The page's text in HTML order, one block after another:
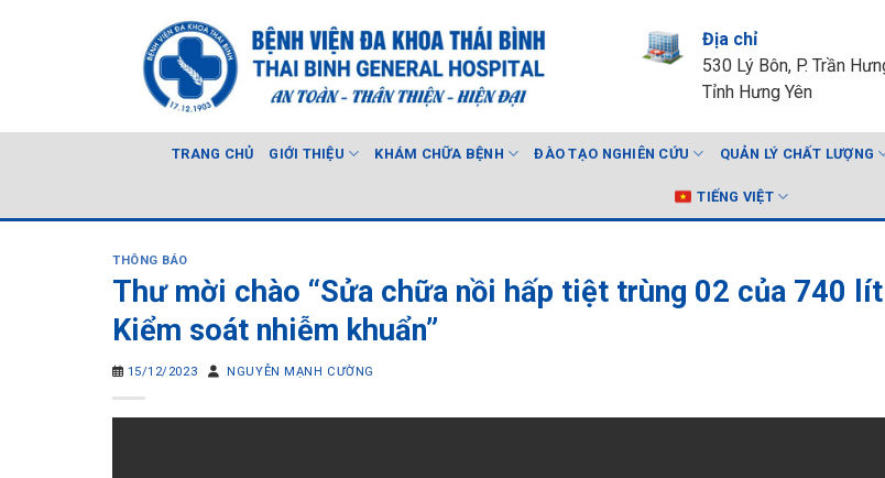
Địa chỉ
530 Lý Bôn, P. Trần
Tỉnh Hưng Yên
TRANG CHỦ GIỚI THIỆU KHÁM CHỮA BỆNH ĐÀO TẠO NGHIÊN CỨU QUẢN LÝ CHẤT LƯỢNG
TIẾNG VIỆT
THÔNG BÁO
Thư mời chào “Sửa chữa nồi hấp tiệt trùng 02 của 740
Kiểm soát nhiễm khuẩn”
15/12/2023 NGUYỄN MẠNH CƯỜNG